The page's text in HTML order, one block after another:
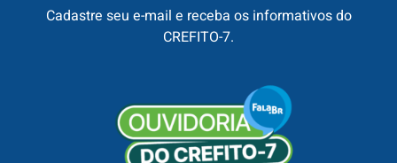
Cadastre seu e-mail e receba os informativos do
CREFITO-7.